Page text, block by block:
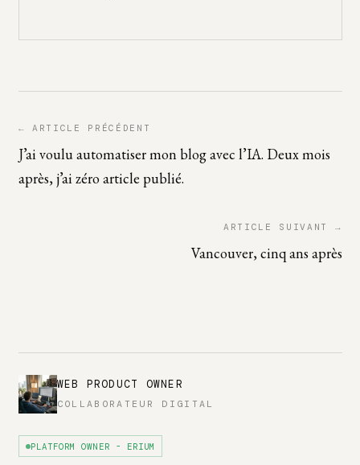
← ARTICLE PRÉCÉDENT
J’ai voulu automatiser mon blog avec l’IA. Deux mois
après, j’ai zéro article publié.
ARTICLE SUIVANT →
Vancouver, cinq ans après
WEB PRODUCT OWNER
COLLABORATEUR DIGITAL
PLATFORM OWNER - ERIUM